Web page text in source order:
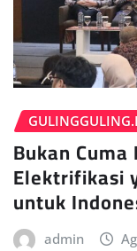
Bukan
Elektrifikasi
untuk
admin